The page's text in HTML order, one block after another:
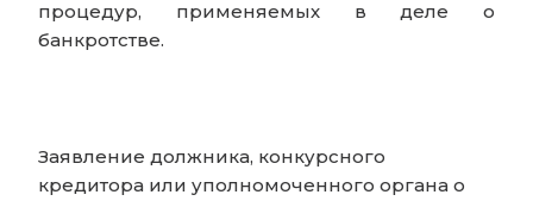
процедур, применяемых в деле о
банкротстве.
Заявление должника, конкурсного
кредитора или уполномоченного органа о